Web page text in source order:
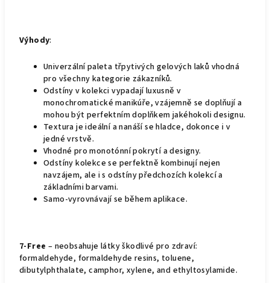
Výhody:
Univerzální paleta třpytivých gelových laků vhodná
pro všechny kategorie zákazníků.
Odstíny v kolekci vypadají luxusně v
monochromatické manikúře, vzájemně se doplňují a
mohou být perfektním doplňkem jakéhokoli designu.
Textura je ideální a nanáší se hladce, dokonce i v
jedné vrstvě.
Vhodné pro monotónní pokrytí a designy.
Odstíny kolekce se perfektně kombinují nejen
navzájem, ale i s odstíny předchozích kolekcí a
základními barvami.
Samo-vyrovnávají se během aplikace.
7-Free – neobsahuje látky škodlivé pro zdraví:
formaldehyde, formaldehyde resins, toluene,
dibutylphthalate, camphor, xylene, and ethyltosylamide.